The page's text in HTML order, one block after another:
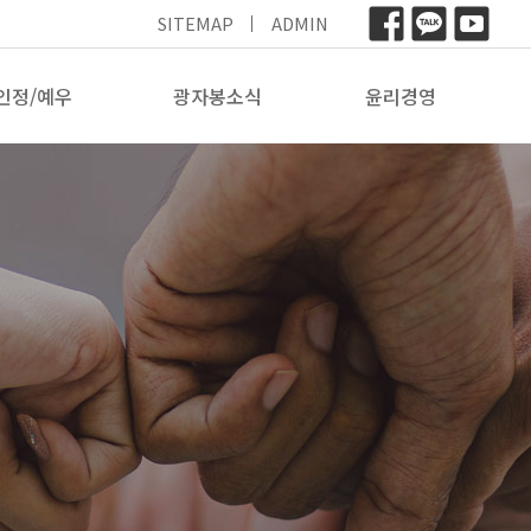
SITEMAP ADMIN
정/예우 광자봉소식 윤리경영